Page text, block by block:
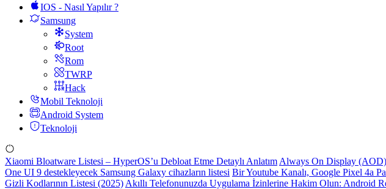
IOS - Nasıl Yapılır ?
Samsung
System
Root
Rom
TWRP
Hack
Mobil Teknoloji
Android System
Teknoloji
Xiaomi Bloatware Listesi – HyperOS’u Debloat Etme Detaylı Anlatım Always On Display
One UI 9 destekleyecek Samsung Galaxy cihazların listesi Bir Youtube Kanalı, Google Pixel 4a
Gizli Kodlarının Listesi (2025) Akıllı Telefonunuzda Uygulama İzinlerine Hakim Olun: Android